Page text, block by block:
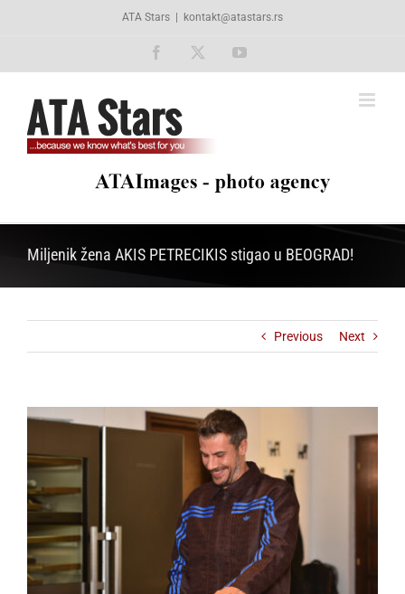
ATA Stars kontakt@atastars.rs
Facebook YouTube
Miljenik žena AKIS PETRECIKIS stigao u BEOGRAD!
Previous Next
View
Image